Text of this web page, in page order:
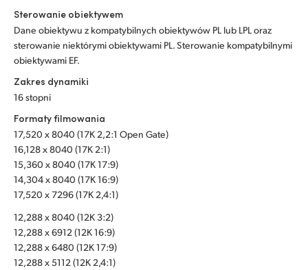
Sweden
Chinese Taipei
Ukraine
United Kingdom
United States
Sterowanie obiektywem
Dane obiektywu z kompatybilnych obiektywów PL lub LPL oraz
sterowanie niektórymi obiektywami PL. Sterowanie kompatybilnymi
obiektywami EF.
Zakres dynamiki
16 stopni
Formaty filmowania
17,520 x 8040 (17K 2,2:1 Open Gate)
16,128 x 8040 (17K 2:1)
15,360 x 8040 (17K 17:9)
14,304 x 8040 (17K 16:9)
17,520 x 7296 (17K 2,4:1)
12,288 x 8040 (12K 3:2)
12,288 x 6912 (12K 16:9)
12,288 x 6480 (12K 17:9)
12,288 x 5112 (12K 2,4:1)